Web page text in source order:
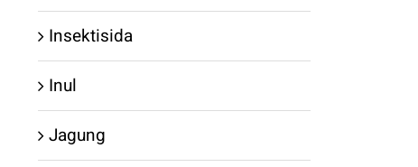
Insektisida
Inul
Jagung